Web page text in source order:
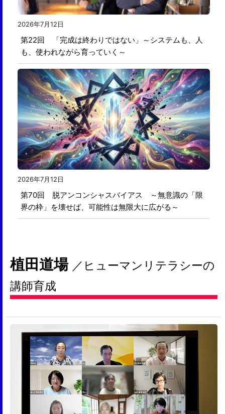
2026年7月12日
第22回 「完成は終わりではない」～システムも、人
も、使われながら育っていく～
2026年7月12日
第70回 脱アンコンシャスバイアス ～無意識の「限
界の枠」を壊せば、可能性は無限大に広がる～
植田道場 ／ヒューマンリテラシーの
講師育成